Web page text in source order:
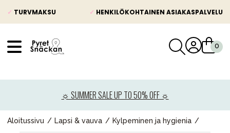
✓ TURVMAKSU ✓ HENKILÖKOHTAINEN ASIAKASPALVELU
☼ SUMMER SALE UP TO 50% OFF ☼
Aloitussivu Lapsi & vauva Kylpeminen ja hygienia
Lastenvaunut
Lasten turvaistuimet